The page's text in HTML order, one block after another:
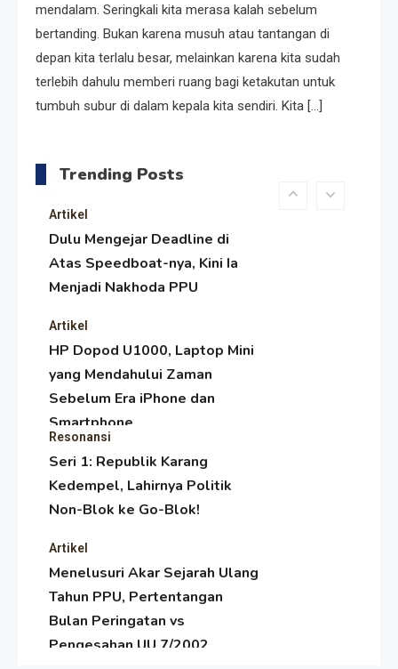
mendalam. Seringkali kita merasa kalah sebelum
bertanding. Bukan karena musuh atau tantangan di
depan kita terlalu besar, melainkan karena kita sudah
terlebih dahulu memberi ruang bagi ketakutan untuk
tumbuh subur di dalam kepala kita sendiri. Kita […]
Trending Posts
Satire Politik Karang
Kedempel: Saat Presiden
Gareng Lebih Sibuk Orasi
daripada Urus Nasi
Artikel
Paser Melawan Arus Zaman
Artikel
Dulu Mengejar Deadline di
Atas Speedboat-nya, Kini Ia
Menjadi Nakhoda PPU
Artikel
HP Dopod U1000, Laptop Mini
yang Mendahului Zaman
Sebelum Era iPhone dan
Smartphone
Resonansi
Seri 1: Republik Karang
Kedempel, Lahirnya Politik
Non-Blok ke Go-Blok!
Artikel
Menelusuri Akar Sejarah Ulang
Tahun PPU, Pertentangan
Bulan Peringatan vs
Pengesahan UU 7/2002